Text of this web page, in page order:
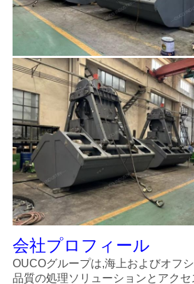
シ
ー
会社プロフィール
OUCOグループは,海上およびオフ
品質の処理ソリューションとアク